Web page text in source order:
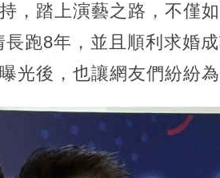
，踏上演藝之路，不僅如
跑8年，並且順利求婚
光後，也讓網友們紛紛為